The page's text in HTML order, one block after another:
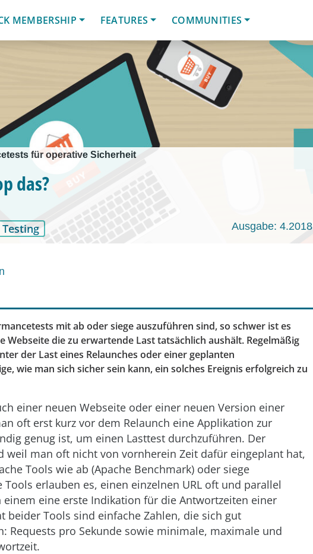
MEMBERSHIP FEATURES COMMUNITIES
für operative Sicherheit
das?
Testing Ausgabe: 4.2018
mit ab oder siege auszuführen sind, so schwer ist es
Webseite die zu erwartende Last tatsächlich aushält. Regelmäßig
der Last eines Relaunches oder einer geplanten
wie man sich sicher sein kann, ein solches Ereignis erfolgreich zu
einer neuen Webseite oder einer neuen Version einer
oft erst kurz vor dem Relaunch eine Applikation zur
genug ist, um einen Lasttest durchzuführen. Der
weil man oft nicht von vornherein Zeit dafür eingeplant hat,
Tools wie ab (Apache Benchmark) oder siege
erlauben es, einen einzelnen URL oft und parallel
eine erste Indikation für die Antwortzeiten einer
beider Tools sind einfache Zahlen, die sich gut
Requests pro Sekunde sowie minimale, maximale und